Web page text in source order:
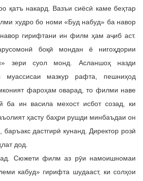
қатъ накард. Вазъи сиёсӣ каме беҳтар
худро бо номи «Буд набуд» ба навор
гирифтани ин филм ҳам аҷиб аст.
боқӣ мондан ё нигоҳдории
зери суол монд. Асланшоҳ назди
муассисаи мазкур рафта, пешниҳод
фароҳам оварад, то филми наве
ба ин васила мехост исбот созад, ки
ҳасту баҳри рушди минбаъдаи он
баръакс дастгирӣ кунанд. Директор розӣ
дод.
Сюжети филм аз рӯи намоишномаи
кабуд» гирифта шудааст, ки солҳои